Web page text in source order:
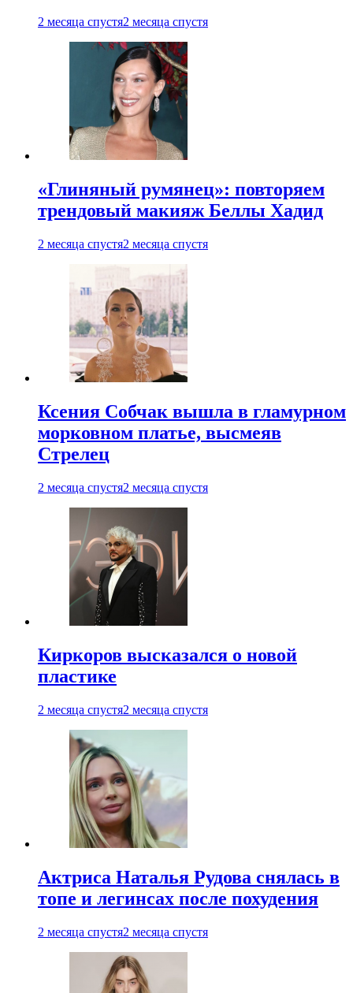
2 месяца спустя2 месяца спустя
«Глиняный румянец»: повторяем
трендовый макияж Беллы Хадид
2 месяца спустя2 месяца спустя
Ксения Собчак вышла в гламурном
морковном платье, высмеяв
Стрелец
2 месяца спустя2 месяца спустя
Киркоров высказался о новой
пластике
2 месяца спустя2 месяца спустя
Актриса Наталья Рудова снялась в
топе и легинсах после похудения
2 месяца спустя2 месяца спустя